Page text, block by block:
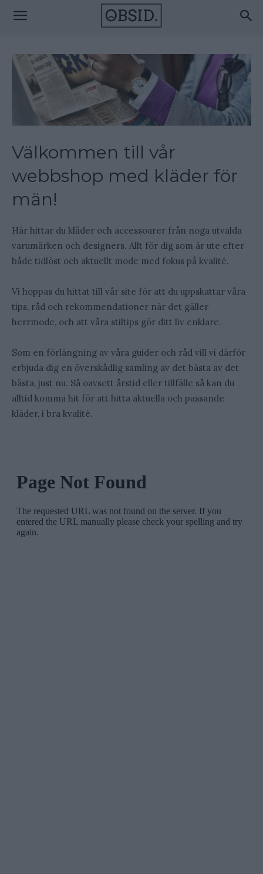
Välkommen till vår
webbshop med kläder för
män!
Här hittar du kläder och accessoarer från noga utvalda
varumärken och designers. Allt för dig som är ute efter
både tidlöst och aktuellt mode med fokus på kvalité.
Vi hoppas du hittat till vår site för att du uppskattar våra
tips, råd och rekommendationer när det gäller
herrmode, och att våra stiltips gör ditt liv enklare.
Som en förlängning av våra guider och råd vill vi därför
erbjuda dig en överskådlig samling av det bästa av det
bästa, just nu. Så oavsett årstid eller tillfälle så kan du
alltid komma hit för att hitta aktuella och passande
kläder, i bra kvalité.